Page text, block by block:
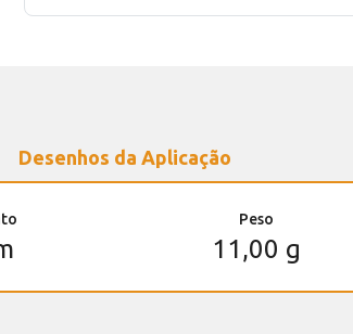
Desenhos da Aplicação
Peso
11,00 g